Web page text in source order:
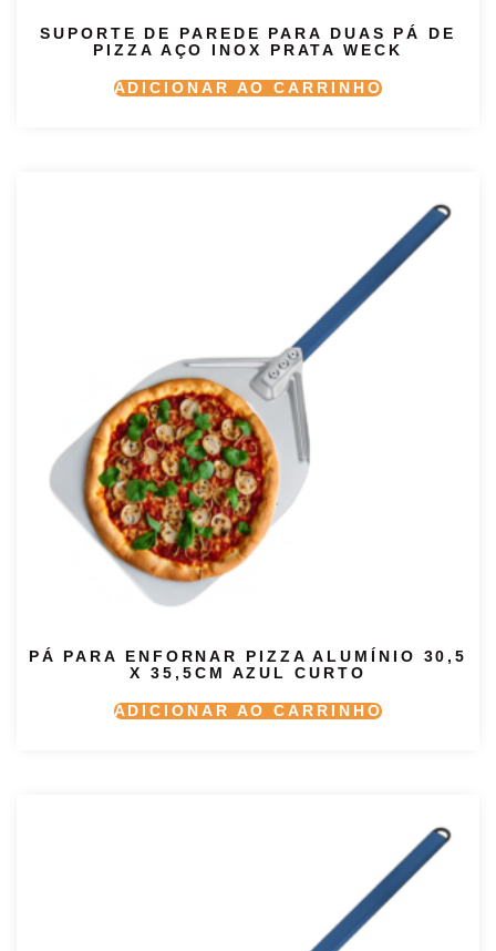
SUPORTE DE PAREDE PARA DUAS PÁ DE
PIZZA AÇO INOX PRATA WECK
ADICIONAR AO CARRINHO
PÁ PARA ENFORNAR PIZZA ALUMÍNIO 30,5
X 35,5CM AZUL CURTO
ADICIONAR AO CARRINHO